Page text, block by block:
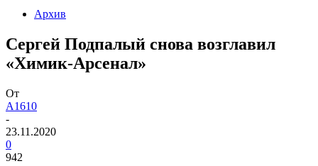
Архив
Сергей Подпалый снова возглавил
«Химик-Арсенал»
От
A1610
-
23.11.2020
0
942